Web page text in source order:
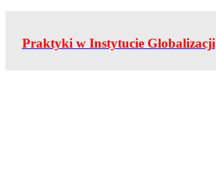
Praktyki w Instytucie Globalizacji